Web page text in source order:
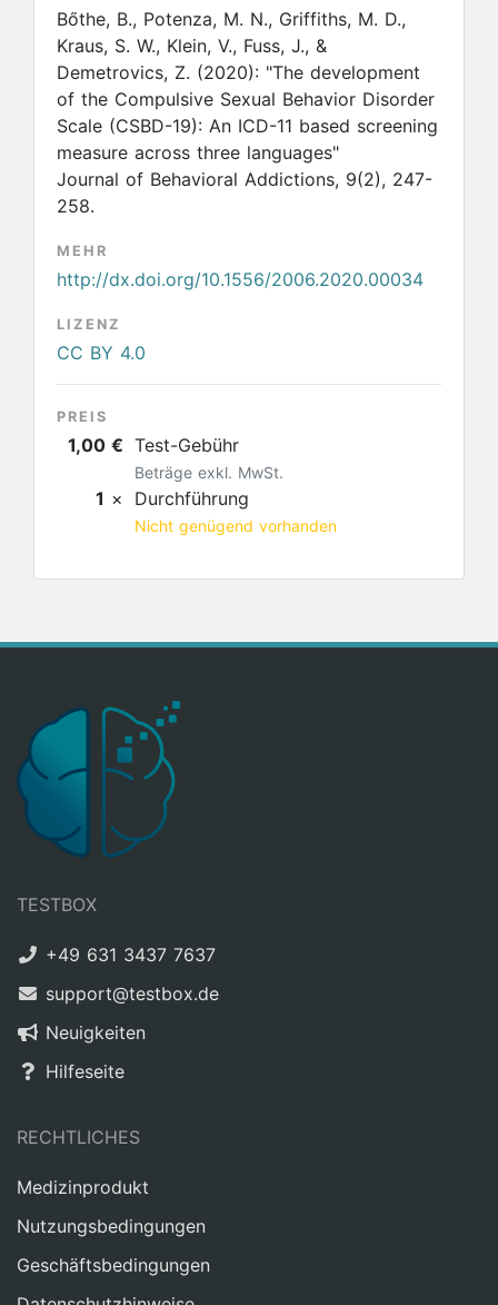
Bőthe, B., Potenza, M. N., Griffiths, M. D.,
Kraus, S. W., Klein, V., Fuss, J., &
Demetrovics, Z. (2020): "The development
of the Compulsive Sexual Behavior Disorder
Scale (CSBD-19): An ICD-11 based screening
measure across three languages"
Journal of Behavioral Addictions, 9(2), 247-
258.
MEHR
http://dx.doi.org/10.1556/2006.2020.00034
LIZENZ
CC BY 4.0
PREIS
1,00 € Test-Gebühr
Beträge exkl. MwSt.
1 × Durchführung
Nicht genügend vorhanden
TESTBOX
+49 631 3437 7637
support@testbox.de
Neuigkeiten
Hilfeseite
RECHTLICHES
Medizinprodukt
Nutzungsbedingungen
Geschäftsbedingungen